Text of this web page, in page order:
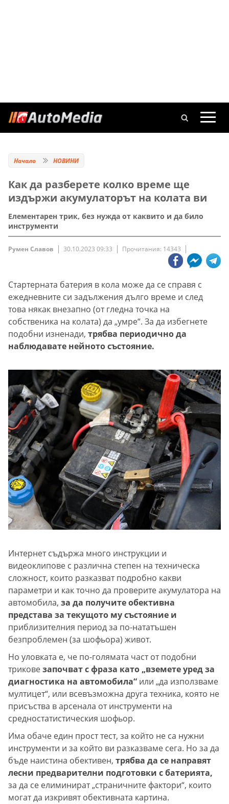
Начало НОВИНИ
Как да разберете колко време ще
издържи акумулаторът на колата ви
Елементарен трик, без нужда от каквито и да било
инструменти
Румен Славов 30.10.2023 09:33 Прочитания: 14343
Стартерната батерия в кола може да се справя с
ежедневните си задължения дълго време и след
това някак внезапно (от гледна точка на
собственика на колата) да „умре“. За да избегнете
подобни изненади, трябва периодично да
наблюдавате нейното състояние.
Интернет съдържа много инструкции и
видеоклипове с различна степен на техническа
сложност, които разказват подробно какви
параметри и как точно да проверите акумулатора на
автомобила, за да получите обективна
представа за текущото му състояние и
приблизителния период за по-нататъшен
безпроблемен (за шофьора) живот.
Но уловката е, че по-голямата част от подобни
триковезапочват с фраза като „вземете уред за
диагностика на автомобила“ или „да използваме
мултицет“, или всевъзможна друга техника, която не
присъства в арсенала от инструменти на
средностатистическия шофьор.
Има обаче един прост тест, за който не са нужни
инструменти и за който ви разказваме сега. Но за да
бъде наистина обективен, трябва да се направят
лесни предварителни подготовки с батерията,
за да се елиминират „страничните фактори“, които
могат да изкривят обективната картина.